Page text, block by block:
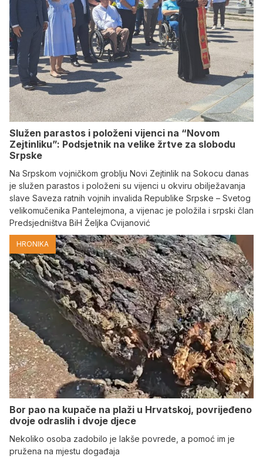
Služen parastos i položeni vijenci na “Novom
Zejtinliku”: Podsjetnik na velike žrtve za slobodu
Srpske
Na Srpskom vojničkom groblju Novi Zejtinlik na Sokocu danas
je služen parastos i položeni su vijenci u okviru obilježavanja
slave Saveza ratnih vojnih invalida Republike Srpske – Svetog
velikomučenika Pantelejmona, a vijenac je položila i srpski član
Predsjedništva BiH Željka Cvijanović
HRONIKA
Bor pao na kupače na plaži u Hrvatskoj, povrijeđeno
dvoje odraslih i dvoje djece
Nekoliko osoba zadobilo je lakše povrede, a pomoć im je
pružena na mjestu događaja